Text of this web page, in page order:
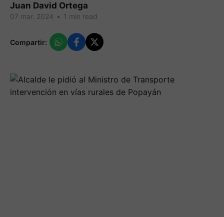
Juan David Ortega
07 mar. 2024 • 1 min read
Compartir: